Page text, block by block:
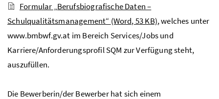
Formular „Berufsbiografische Daten –
Schulqualitätsmanagement“ (Word, 53 KB), welches unter
www.bmbwf.gv.at im Bereich Services/Jobs und
Karriere/AnforderungsprofilSQM zur Verfügung steht,
auszufüllen.
Die Bewerberin/der Bewerber hat sich einem